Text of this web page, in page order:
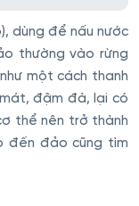
dùng để nấu nước
thường vào rừng
một cách thanh
đậm đà, lại có
thể nên trở thành
đến đảo cũng tìm